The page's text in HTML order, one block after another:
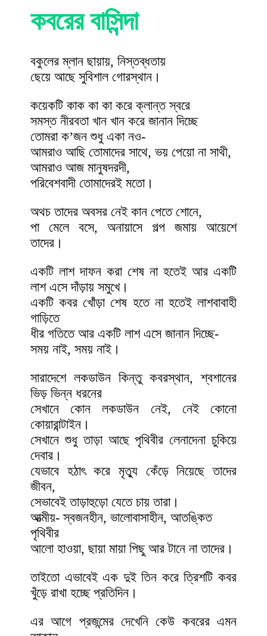
কবরের বাসিন্দা
বকুলের ম্লান ছায়ায়, নিস্তব্ধতায়
ছেয়ে আছে সুবিশাল গোরস্থান।
কয়েকটি কাক কা কা করে ক্লান্ত স্বরে
সমস্ত নীরবতা খান খান করে জানান দিচ্ছে
তোমরা ক’জন শুধু একা নও-
আমরাও আছি তোমাদের সাথে, ভয় পেয়ো না সাথী,
আমরাও আজ মানুষদরদী,
পরিবেশবাদী তোমাদেরই মতো।
অথচ তাদের অবসর নেই কান পেতে শোনে,
পা মেলে বসে, অনায়াসে গল্প জমায় আয়েশে
তাদের।
একটি লাশ দাফন করা শেষ না হতেই আর একটি
লাশ এসে দাঁড়ায় সমুখে।
একটি কবর খোঁড়া শেষ হতে না হতেই লাশবাবাহী
গাড়িতে
ধীর গতিতে আর একটি লাশ এসে জানান দিচ্ছে-
সময় নাই, সময় নাই।
সারাদেশে লকডাউন কিন্তু কবরস্থান, শ্বশানের
ভিড় ভিন্ন ধরনের
সেখানে কোন লকডাউন নেই, নেই কোনো
কোয়ারান্টাইন।
সেখানে শুধু তাড়া আছে পৃথিবীর লেনাদেনা চুকিয়ে
দেবার।
যেভাবে হঠাৎ করে মৃত্যু কেঁড়ে নিয়েছে তাদের
জীবন,
সেভাবেই তাড়াহুড়ো যেতে চায় তারা।
আত্মীয়- স্বজনহীন, ভালোবাসাহীন, আতঙ্কিত
পৃথিবীর
আলো হাওয়া, ছায়া মায়া পিছু আর টানে না তাদের।
তাইতো এভাবেই এক দুই তিন করে ত্রিশটি কবর
খুঁড়ে রাখা হচ্ছে প্রতিদিন।
এর আগে প্রজন্মের দেখেনি কেউ কবরের এমন